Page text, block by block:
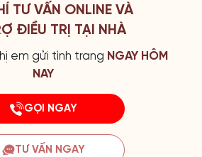
TƯ VẤN ONLINE VÀ
ĐIỀU TRỊ TẠI NHÀ
em gửi tình trang NGAY HÔM
NAY
GỌI NGAY
TƯ VẤN NGAY